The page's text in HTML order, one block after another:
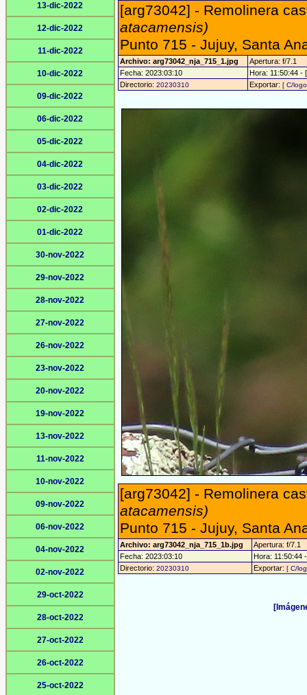
13-dic-2022
12-dic-2022
11-dic-2022
10-dic-2022
09-dic-2022
06-dic-2022
05-dic-2022
04-dic-2022
03-dic-2022
02-dic-2022
01-dic-2022
30-nov-2022
29-nov-2022
28-nov-2022
27-nov-2022
26-nov-2022
23-nov-2022
20-nov-2022
19-nov-2022
13-nov-2022
11-nov-2022
10-nov-2022
09-nov-2022
06-nov-2022
04-nov-2022
02-nov-2022
29-oct-2022
28-oct-2022
27-oct-2022
26-oct-2022
25-oct-2022
[arg73042] - Remolinera
atacamensis)
Punto 715 - Jujuy, Santa
Archivo: arg73042_nja_715_1.jpg
Apertura: f/7.1
Fecha: 2023:03:10
Hora: 11:50:44 -
Directorio: 20230310 Exportar: [ C/
[arg73042] - Remolinera
atacamensis)
Punto 715 - Jujuy, Santa
Archivo: arg73042_nja_715_1b.jpg
Apertura: f/7.1
Fecha: 2023:03:10
Hora: 11:50:44
Directorio: 20230310 Exportar: [ C/